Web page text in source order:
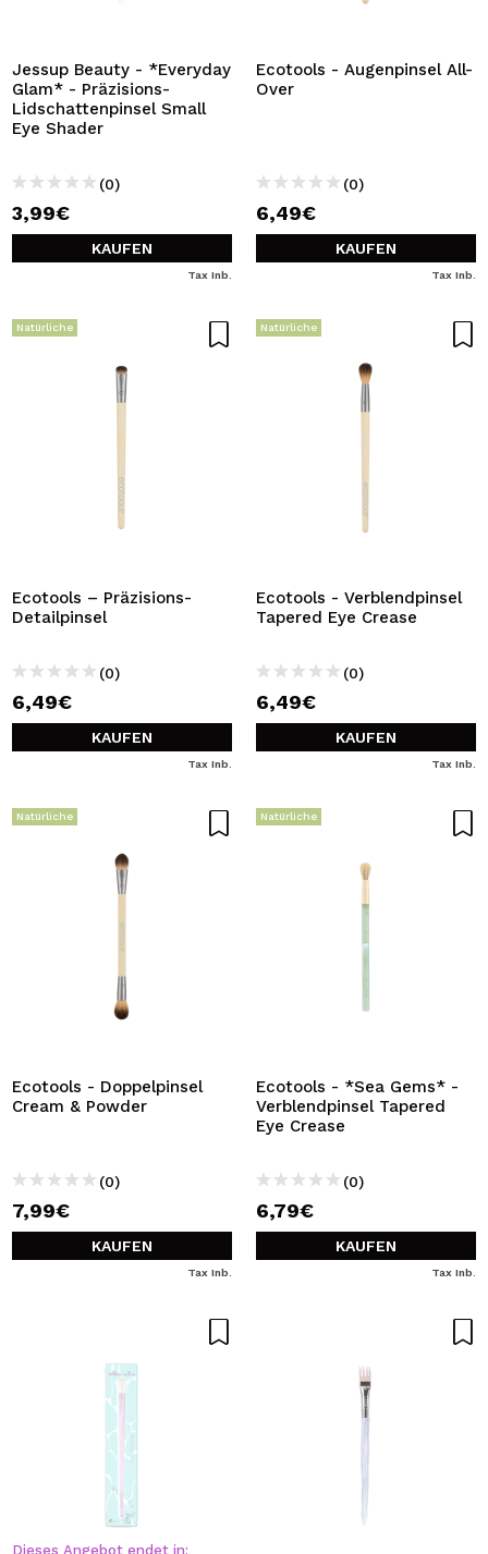
Jessup Beauty - *Everyday
Glam* - Präzisions-
Lidschattenpinsel Small
Eye Shader
(0)
3,99€
KAUFEN
Tax Inb.
Ecotools - Augenpinsel All-
Over
(0)
6,49€
KAUFEN
Tax Inb.
Natürliche
Ecotools – Präzisions-
Detailpinsel
(0)
6,49€
KAUFEN
Tax Inb.
Natürliche
Ecotools - Verblendpinsel
Tapered Eye Crease
(0)
6,49€
KAUFEN
Tax Inb.
Natürliche
Ecotools - Doppelpinsel
Cream & Powder
(0)
7,99€
KAUFEN
Tax Inb.
Natürliche
Ecotools - *Sea Gems* -
Verblendpinsel Tapered
Eye Crease
(0)
6,79€
KAUFEN
Tax Inb.
Dieses Angebot endet in: